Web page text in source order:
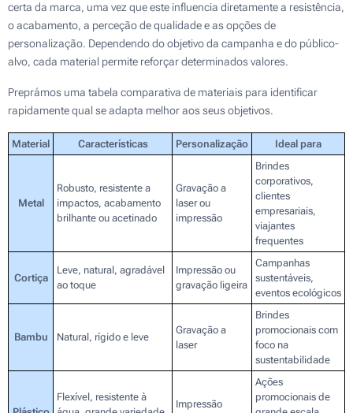
certa da marca, uma vez que este influencia diretamente a resistência,
o acabamento, a perceção de qualidade e as opções de
personalização. Dependendo do objetivo da campanha e do público-
alvo, cada material permite reforçar determinados valores.
Preprámos uma tabela comparativa de materiais para identificar
rapidamente qual se adapta melhor aos seus objetivos.
Material Características Personalização Ideal para
Metal
Robusto, resistente a
impactos, acabamento
brilhante ou acetinado
Gravação a
laser ou
impressão
Brindes
corporativos,
clientes
empresariais,
viajantes
frequentes
Cortiça
Leve, natural, agradável
ao toque
Impressão ou
gravação ligeira
Campanhas
sustentáveis,
eventos ecológicos
Bambu Natural, rígido e leve
Gravação a
laser
Brindes
promocionais com
foco na
sustentabilidade
Flexível, resistente à
Impressão
Ações
promocionais de